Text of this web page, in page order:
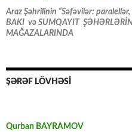
Araz Şəhrilinin “Səfəvilər:
BAKI və SUMQAYIT
MAĞAZALARINDA
ŞƏRƏF LÖVHƏSİ
Qurban BAYRAMOV